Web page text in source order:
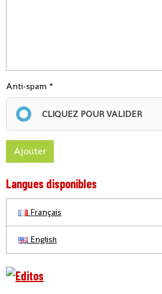
Anti-spam
CLIQUEZ POUR VALIDER
Ajouter
Langues disponibles
Français
English